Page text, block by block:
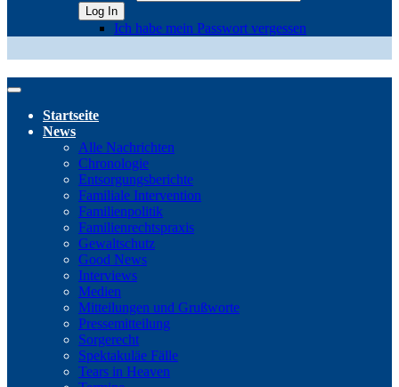
Log In
Ich habe mein Passwort vergessen
Startseite
News
Alle Nachrichten
Chronologie
Entsorgungsberichte
Familiale Intervention
Familienpolitik
Familienrechtspraxis
Gewaltschutz
Good News
Interviews
Medien
Mitteilungen und Grußworte
Pressemitteilung
Sorgerecht
Spektakuläe Fälle
Tears in Heaven